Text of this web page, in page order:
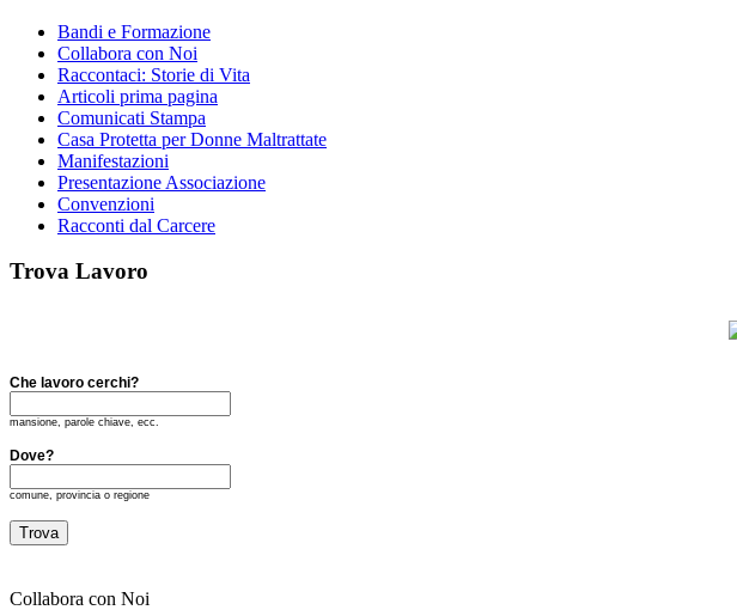
Bandi e Formazione
Collabora con Noi
Raccontaci: Storie di Vita
Articoli prima pagina
Comunicati Stampa
Casa Protetta per Donne Maltrattate
Manifestazioni
Presentazione Associazione
Convenzioni
Racconti dal Carcere
Trova Lavoro
Che lavoro cerchi?
mansione, parole chiave, ecc.
Dove?
comune, provincia o regione
Collabora con Noi